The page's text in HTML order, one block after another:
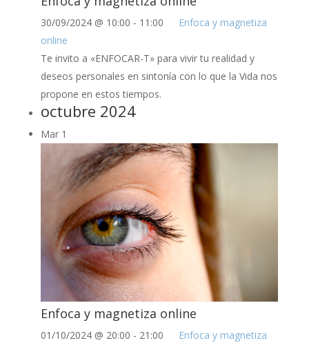
30/09/2024 @ 10:00 - 11:00
Enfoca y magnetiza
online
Te invito a «ENFOCAR-T» para vivir tu realidad y
deseos personales en sintonía con lo que la Vida nos
propone en estos tiempos.
octubre 2024
Mar 1
Enfoca y magnetiza online
01/10/2024 @ 20:00 - 21:00
Enfoca y magnetiza